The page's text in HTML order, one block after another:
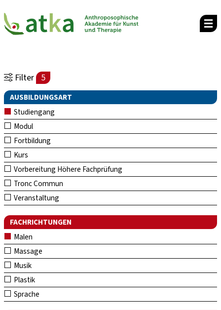
Filter 5
AUSBILDUNGSART
Studiengang
Modul
Fortbildung
Kurs
Vorbereitung Höhere Fachprüfung
Tronc Commun
Veranstaltung
FACHRICHTUNGEN
Malen
Massage
Musik
Plastik
Sprache